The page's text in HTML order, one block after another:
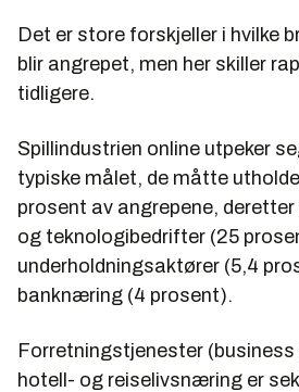
Det er store forskjeller i hvilke
blir angrepet, men her skiller
tidligere.
Spillindustrien online utpeker
typiske målet, de måtte
prosent av angrepene,
og teknologibedrifter (25
underholdningsaktører (5,4
banknæring (4 prosent).
Forretningstjenester
hotell- og reiselivsnæring er